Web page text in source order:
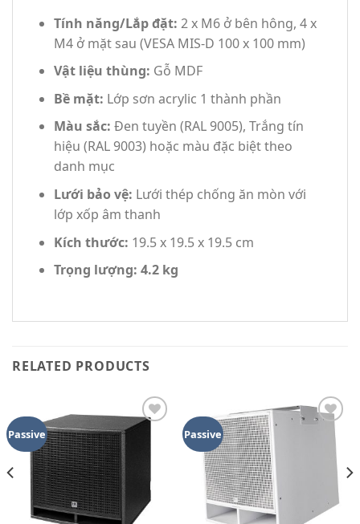
Tính năng/Lắp đặt: 2 x M6 ở bên hông, 4 x
M4 ở mặt sau (VESA MIS-D 100 x 100 mm)
Vật liệu thùng: Gỗ MDF
Bề mặt: Lớp sơn acrylic 1 thành phần
Màu sắc: Đen tuyền (RAL 9005), Trắng tín
hiệu (RAL 9003) hoặc màu đặc biệt theo
danh mục
Lưới bảo vệ: Lưới thép chống ăn mòn với
lớp xốp âm thanh
Kích thước: 19.5 x 19.5 x 19.5 cm
Trọng lượng: 4.2 kg
RELATED PRODUCTS
Passive Passive
Add to